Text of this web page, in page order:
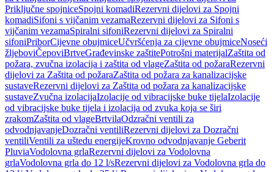
Priključne spojniceSpojni komadiRezervni dijelovi za Spojni
komadiSifoni s vijčanim vezamaRezervni dijelovi za Sifoni s
vijčanim vezamaSpiralni sifoniRezervni dijelovi za Spiralni
sifoniPriborCijevne obujmiceUčvršćenja za cijevne obujmiceNoseći
žljeboviČepoviBrtveGrađevinske zaštitePotrošni materijalZaštita od
požara, zvučna izolacija i zaštita od vlageZaštita od požaraRezervni
dijelovi za Zaštita od požaraZaštita od požara za kanalizacijske
sustaveRezervni dijelovi za Zaštita od požara za kanalizacijske
sustaveZvučna izolacijaIzolacije od vibracijske buke tijelaIzolacije
od vibracijske buke tijela i izolacija od zvuka koja se širi
zrakomZaštita od vlageBrtvilaOdzračni ventili za
odvodnjavanjeDozračni ventiliRezervni dijelovi za Dozračni
ventiliVentili za uštedu energijeKrovno odvodnjavanje Geberit
PluviaVodolovna grlaRezervni dijelovi za Vodolovna
grlaVodolovna grla do 12 l/sRezervni dijelovi za Vodolovna grla do